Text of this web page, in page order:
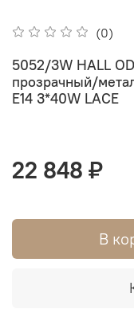
(0)
5052/3W HALL
прозрачный/
E14 3*40W LACE
22 848 ₽
В